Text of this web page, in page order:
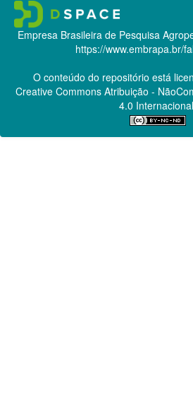
Empresa Brasileira de Pesquisa
https://www.embrapa.br/
O conteúdo do repositório está
Creative CommonsAtribuição -
4.0